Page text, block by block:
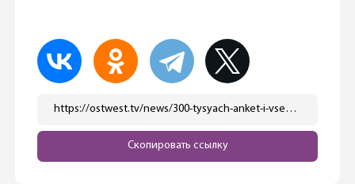
https://ostwest.tv/news/300-tysyach-anket-i-vsego-530-dobrovolcev-bundesver-otchitalsya-o-novoj-sisteme-voinskoj-sluzhby/
Скопировать ссылку